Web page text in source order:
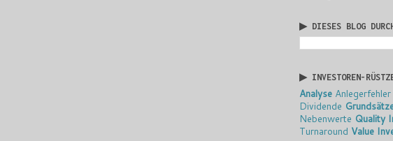
▶ DIESES BLOG
▶ INVESTOREN-
Analyse Anlegerfehler
Dividende
Nebenwerte Quality
Turnaround Value